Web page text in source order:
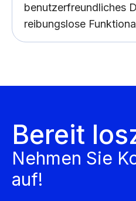
benutzerfreundliches
reibungslose
Bereit
Nehmen Sie
auf!